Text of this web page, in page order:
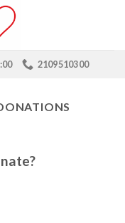
2109510300